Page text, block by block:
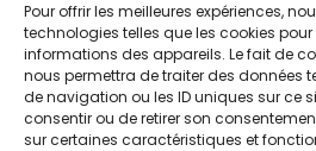
Pour offrir les meilleures expériences,
technologies telles que les cookies
informations des appareils. Le fait de
nous permettra de traiter des données
de navigation ou les ID uniques sur ce
consentir ou de retirer son
sur certaines caractéristiques et